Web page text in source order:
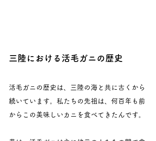
三陸における活毛ガニの歴史
活毛ガニの歴史は、三陸の海と共に古くから
続いています。私たちの先祖は、何百年も前
からこの美味しいカニを食べてきたんです。